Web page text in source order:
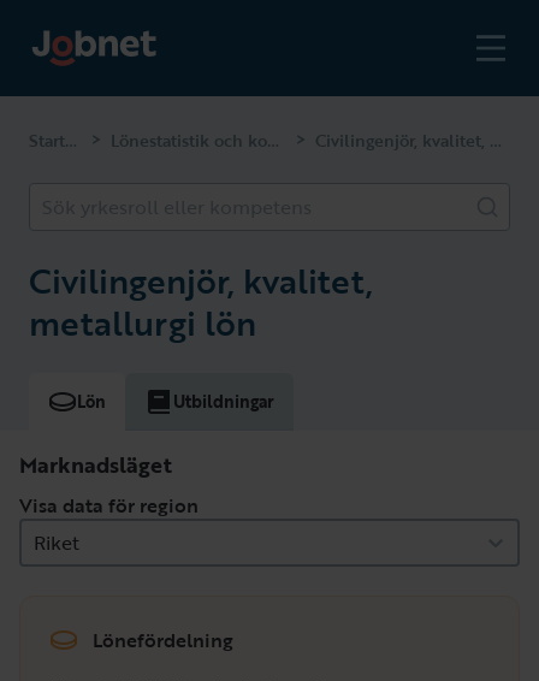
Startsidan > Lönestatistik och kompetenser > Civilingenjör, kvalitet, metallurgi
Civilingenjör, kvalitet,
metallurgi lön
Lön Utbildningar
Marknadsläget
Visa data för region
Riket
Lönefördelning